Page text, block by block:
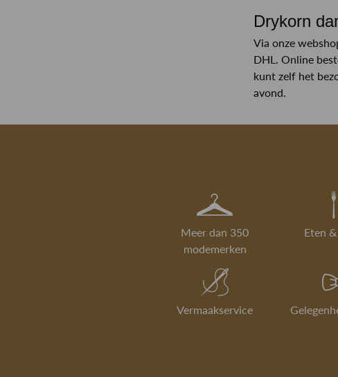
Drykorn
Via onze
DHL. Online
kunt zelf het
avond.
Meer dan 350
modemerken
Eten
Vermaakservice